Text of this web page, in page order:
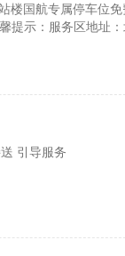
楼国航专属停车位免
适用城市 适用航线（始发或到达） 适用舱位 适用旅客范围 服务标准 车接送 引导服务